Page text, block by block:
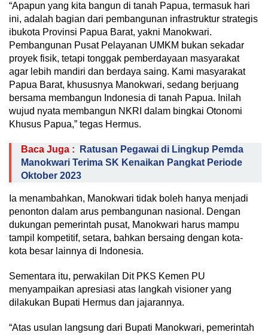
“Apapun yang kita bangun di tanah Papua, termasuk hari
ini, adalah bagian dari pembangunan infrastruktur strategis
ibukota Provinsi Papua Barat, yakni Manokwari.
Pembangunan Pusat Pelayanan UMKM bukan sekadar
proyek fisik, tetapi tonggak pemberdayaan masyarakat
agar lebih mandiri dan berdaya saing. Kami masyarakat
Papua Barat, khususnya Manokwari, sedang berjuang
bersama membangun Indonesia di tanah Papua. Inilah
wujud nyata membangun NKRI dalam bingkai Otonomi
Khusus Papua,” tegas Hermus.
Baca Juga :
Ratusan Pegawai di Lingkup Pemda
Manokwari Terima SK Kenaikan Pangkat Periode
Oktober 2023
Ia menambahkan, Manokwari tidak boleh hanya menjadi
penonton dalam arus pembangunan nasional. Dengan
dukungan pemerintah pusat, Manokwari harus mampu
tampil kompetitif, setara, bahkan bersaing dengan kota-
kota besar lainnya di Indonesia.
Sementara itu, perwakilan Dit PKS Kemen PU
menyampaikan apresiasi atas langkah visioner yang
dilakukan Bupati Hermus dan jajarannya.
“Atas usulan langsung dari Bupati Manokwari, pemerintah